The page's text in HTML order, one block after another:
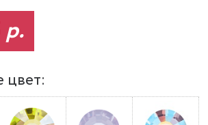
р.
цвет: